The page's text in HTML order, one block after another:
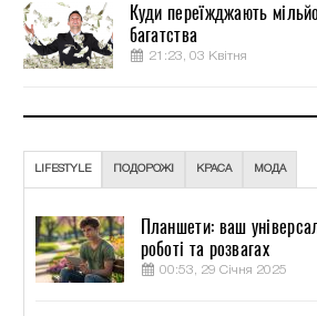
Куди переїжджають
багатства
21:23, 03 Квітня
LIFESTYLE ПОДОРОЖІ КРАСА МОДА
Планшети: ваш
роботі та розвагах
00:53, 29 Січня 2025